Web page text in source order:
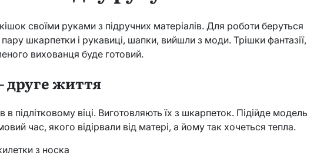
своїми руками з підручних матеріалів. Для роботи беруться
пару шкарпетки і рукавиці, шапки, вийшли з моди. Трішки фантазії,
вихованця буде готовий.
друге життя
в підлітковому віці. Виготовляють їх з шкарпеток. Підійде модель
час, якого відірвали від матері, а йому так хочеться тепла.
з носка